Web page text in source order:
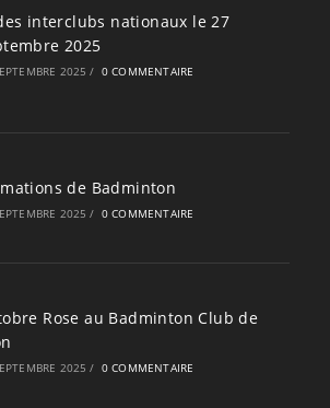
interclubs nationaux le 27
2025
2025 / 0 COMMENTAIRE
de Badminton
2025 / 0 COMMENTAIRE
Rose au Badminton Club de
2025 / 0 COMMENTAIRE